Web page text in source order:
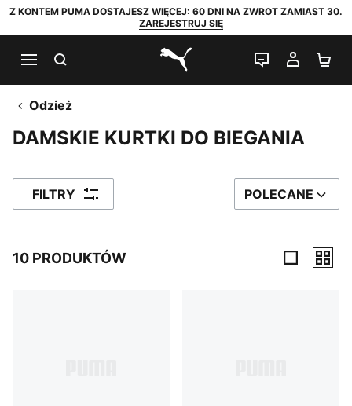
Z KONTEM PUMA DOSTAJESZ WIĘCEJ: 60 DNI NA ZWROT ZAMIAST 30.
ZAREJESTRUJ SIĘ
PUMA.com
CZAT NA
MOJE
Odzież
DAMSKIE KURTKI DO BIEGANIA
FILTRY SORTUJ WEDŁUG
POLECANE
10 PRODUKTÓW